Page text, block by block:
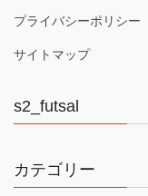
プライバシーポリシー
サイトマップ
s2_futsal
カテゴリー